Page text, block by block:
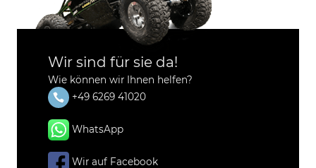
Wir sind für sie da!
Wie können wir Ihnen helfen?
+49 6269 41020
WhatsApp
Wir auf Facebook